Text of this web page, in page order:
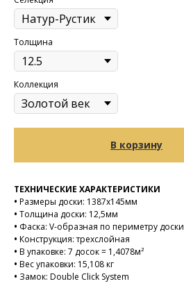
Толщина
Коллекция
В корзину
ТЕХНИЧЕСКИЕ ХАРАКТЕРИСТИКИ
• Размеры доски: 1387х145мм
• Толщина доски: 12,5мм
• Фаска: V-образная по периметру доски
• Конструкция: трехслойная
• В упаковке: 7 досок = 1,4078м²
• Вес упаковки: 15,108 кг
• Замок: Double Click System